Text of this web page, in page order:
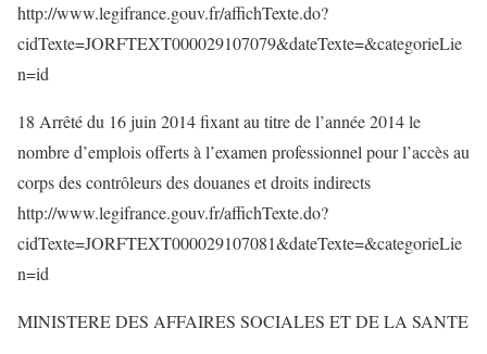
http://www.legifrance.gouv.fr/affichTexte.do?
cidTexte=JORFTEXT000029107079&dateTexte=&categorieLie
n=id
18 Arrêté du 16 juin 2014 fixant au titre de l’année 2014 le
nombre d’emplois offerts à l’examen professionnel pour l’accès au
corps des contrôleurs des douanes et droits indirects
http://www.legifrance.gouv.fr/affichTexte.do?
cidTexte=JORFTEXT000029107081&dateTexte=&categorieLie
n=id
MINISTERE DES AFFAIRES SOCIALES ET DE LA SANTE